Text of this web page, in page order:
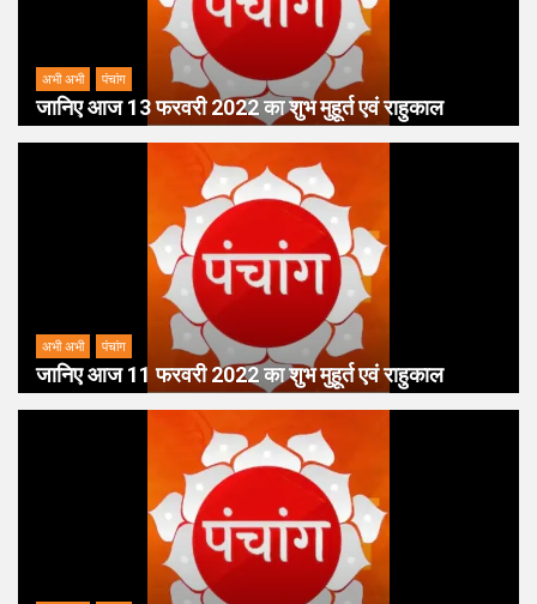
अभी अभी पंचांग
जानिए आज 13 फरवरी 2022 का शुभ मुहूर्त एवं राहुकाल
अभी अभी पंचांग
जानिए आज 11 फरवरी 2022 का शुभ मुहूर्त एवं राहुकाल